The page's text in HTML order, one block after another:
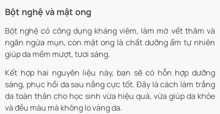
Bột nghệ và mật ong
Bột nghệ có công dụng kháng viêm, làm mờ vết thâm và
ngăn ngừa mụn, còn mật ong là chất dưỡng ẩm tự nhiên
giúp da mềm mượt, tươi sáng.
Kết hợp hai nguyên liệu này, bạn sẽ có hỗn hợp dưỡng
sáng, phục hồi da sau nắng cực tốt. Đây là cách làm trắng
da toàn thân cho học sinh vừa hiệu quả, vừa giúp da khỏe
và đều màu mà không lo vàng da.